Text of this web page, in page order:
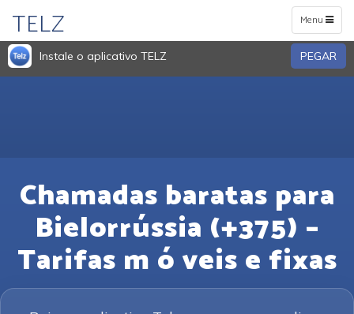
Toggle
navigation
Menu
TELZ
Instale o aplicativo TELZ PEGAR
Chamadas baratas para
Bielorrússia (+375) –
Tarifas m ó veis e fixas